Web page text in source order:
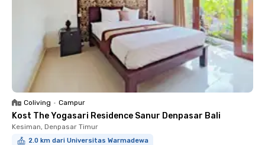
Coliving • Campur
Kost The Yogasari Residence Sanur Denpasar Bali
Kesiman, Denpasar Timur
2.0 km dari Universitas Warmadewa